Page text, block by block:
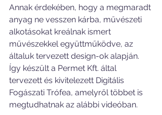
Annak érdekében, hogy a megmaradt
anyag ne vesszen kárba, művészeti
alkotásokat kreálnak ismert
művészekkel együttműködve, az
általuk tervezett design-ok alapján.
Így készült a Permet Kft. által
tervezett és kivitelezett Digitális
Fogászati Trófea, amelyről többet is
megtudhatnak az alábbi videóban.